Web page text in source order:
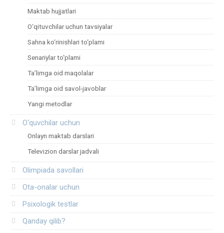
Maktab hujjatlari
O‘qituvchilar uchun tavsiyalar
Sahna ko‘rinishlari to‘plami
Senariylar to‘plami
Ta’limga oid maqolalar
Ta’limga oid savol-javoblar
Yangi metodlar
O‘quvchilar uchun
Onlayn maktab darslari
Televizion darslar jadvali
Olimpiada savollari
Ota-onalar uchun
Psixologik testlar
Qanday qilib?